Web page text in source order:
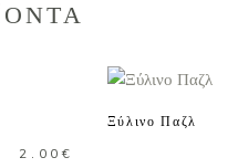
2.00 €
Ξύλινο Παζλ